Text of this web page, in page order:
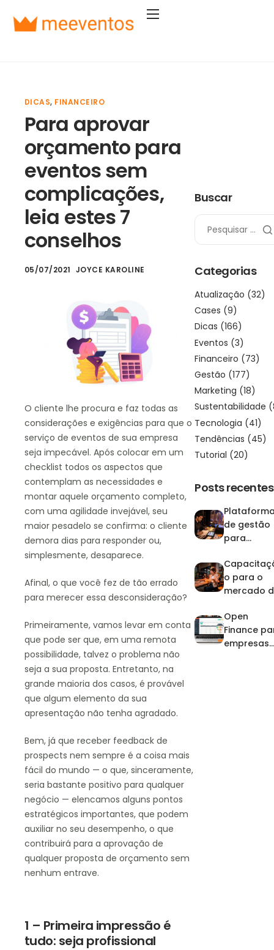
Soluções
Empresa
Começar agora
DICAS, FINANCEIRO
Para aprovar
orçamento para
eventos sem
complicações,
leia estes 7
conselhos
05/07/2021 JOYCE KAROLINE
O cliente lhe procura e faz todas as
considerações e exigências para que o
serviço de eventos de sua empresa
seja impecável. Após colocar em um
checklist todos os aspectos que
contemplam as necessidades e
montar aquele orçamento completo,
com uma agilidade invejável, seu
maior pesadelo se confirma: o cliente
demora dias para responder ou,
simplesmente, desaparece.
Afinal, o que você fez de tão errado
para merecer essa desconsideração?
Primeiramente, vamos levar em conta
que pode ser que, em uma remota
possibilidade, talvez o problema não
seja a sua proposta. Entretanto, na
grande maioria dos casos, é provável
que algum elemento da sua
apresentação não tenha agradado.
Bem, já que receber feedback de
prospects nem sempre é a coisa mais
fácil do mundo — o que, sinceramente,
seria bastante positivo para qualquer
negócio — elencamos alguns pontos
estratégicos importantes, que podem
auxiliar no seu desempenho, o que
contribuirá para a aprovação de
qualquer proposta de orçamento sem
nenhum entrave.
1 – Primeira impressão é
tudo: seja profissional
Buscar
Categorias
Atualização (32)
Cases (9)
Dicas (166)
Eventos (3)
Financeiro (73)
Gestão (177)
Marketing (18)
Sustentabilidade
Tecnologia (41)
Tendências (45)
Tutorial (20)
Posts recentes
de gestão
para
domine a
agenda e
financeiro
eventos
o para o
mercado
que
na
Open
Finance
empresas